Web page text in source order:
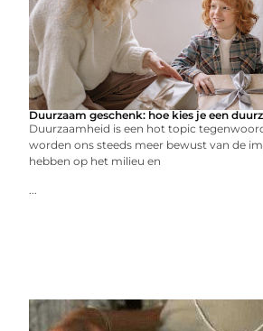
Duurzaam geschenk: hoe kies je een
Duurzaamheid is een hot topic
worden ons steeds meer bewust van de
hebben op het milieu en
...